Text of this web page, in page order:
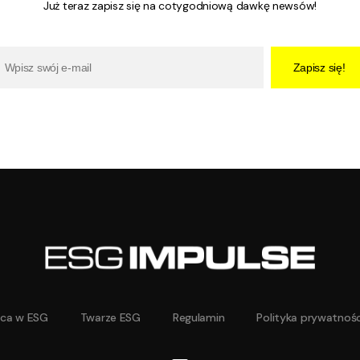
Już teraz zapisz się na cotygodniową dawkę newsów!
Zapisz się!
w ESG Twarze ESG Regulamin Polityka